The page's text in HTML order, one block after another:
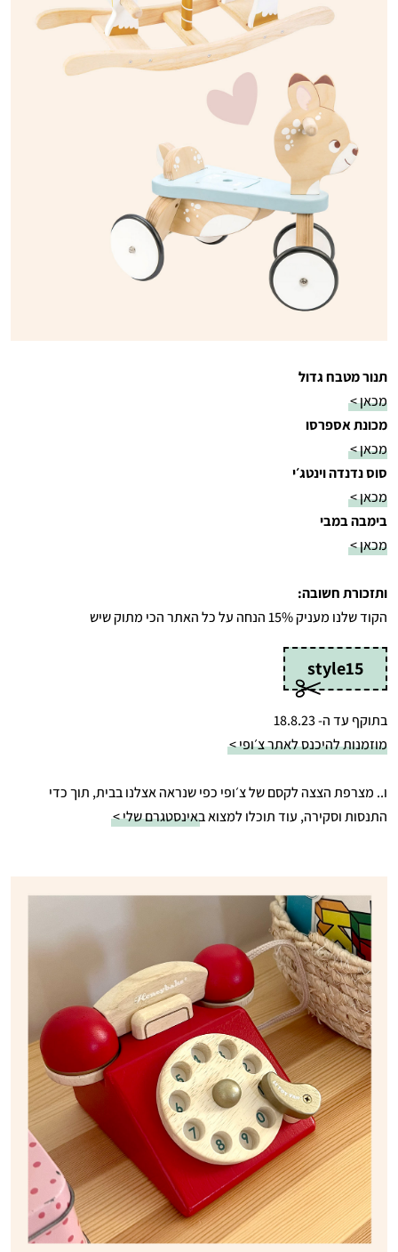
תנור מטבח גדול
מכאן >
מכונת אספרסו
מכאן >
סוס נדנדה וינטג׳י
מכאן >
בימבה במבי
מכאן >
ותזכורת חשובה:
הקוד שלנו מעניק 15% הנחה על כל האתר הכי מתוק שיש
style15
בתוקף עד ה- 18.8.23
מוזמנות להיכנס לאתר צ׳ופי >
ו.. מצרפת הצצה לקסם של צ׳ופי כפי שנראה אצלנו בבית, תוך כדי
התנסות וסקירה, עוד תוכלו למצוא באינסטגרם שלי >